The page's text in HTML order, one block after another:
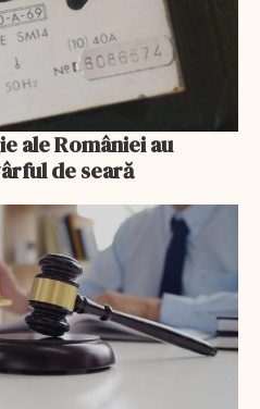
ale României au
de seară